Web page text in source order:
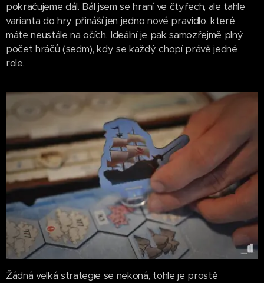
pokračujeme dál. Bál jsem se hraní ve čtyřech, ale tahle
varianta do hry přináší jen jedno nové pravidlo, které
máte neustále na očích. Ideální je pak samozřejmě plný
počet hráčů (sedm), kdy se každý chopí právě jedné
role.
Žádná velká strategie se nekoná, tohle je prostě